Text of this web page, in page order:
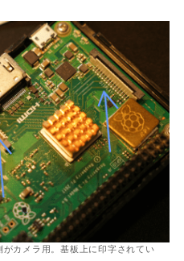
カメラ用。基板上に印字されてい